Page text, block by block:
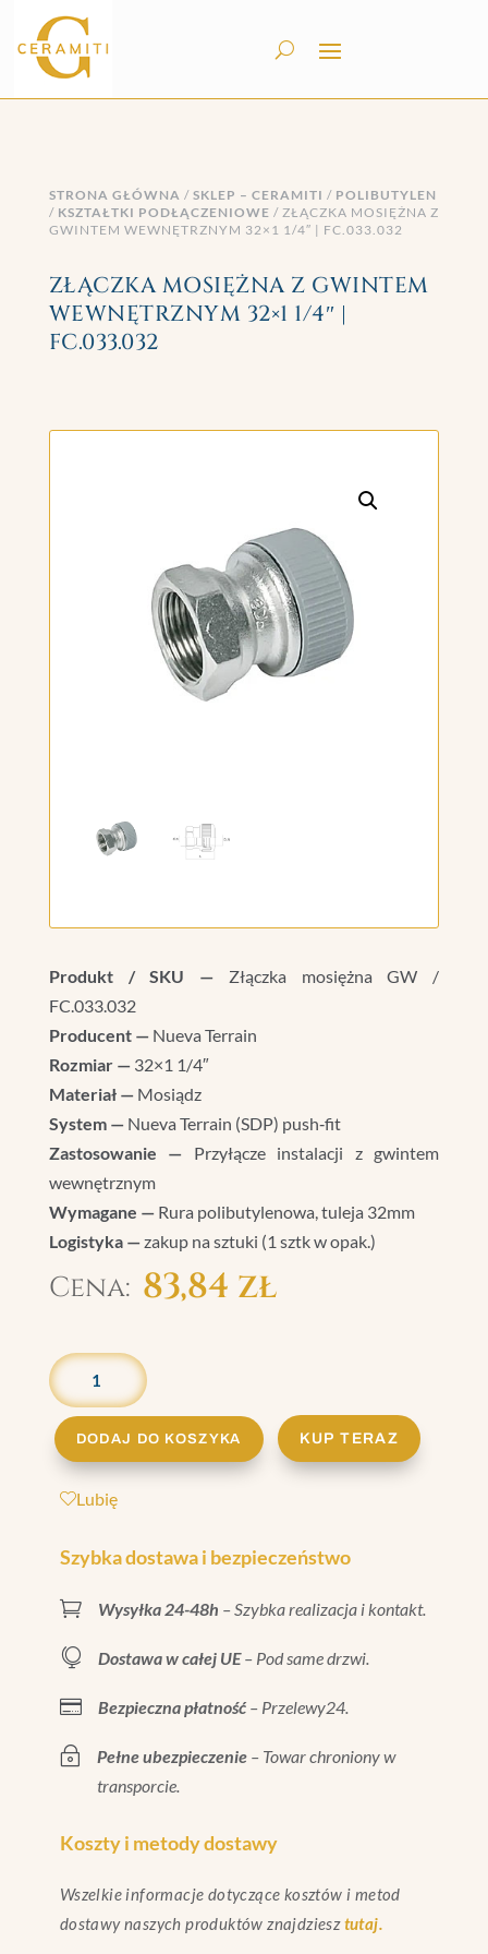
STRONA GŁÓWNA / SKLEP – CERAMITI / POLIBUTYLEN
/ KSZTAŁTKI PODŁĄCZENIOWE / ZŁĄCZKA MOSIĘŻNA Z
GWINTEM WEWNĘTRZNYM 32×1 1/4″ | FC.033.032
ZŁĄCZKA MOSIĘŻNA Z GWINTEM
WEWNĘTRZNYM 32×1 1/4″ |
FC.033.032
Produkt / SKU — Złączka mosiężna GW /
FC.033.032
Producent —Nueva Terrain
Rozmiar —32×1 1/4″
Materiał —Mosiądz
System —Nueva Terrain (SDP) push‑fit
Zastosowanie — Przyłącze instalacji z gwintem
wewnętrznym
Wymagane —Rura polibutylenowa, tuleja 32mm
Logistyka —zakup na sztuki (1 sztk w opak.)
83,84 zł
ZŁĄCZKA
MOSIĘŻNA
Z
GWINTEM
WEWNĘTRZNYM
1/4"
FC.033.032
DODAJ DO KOSZYKA KUP TERAZ
Lubię
Szybka dostawa i bezpieczeństwo
 Wysyłka 24-48h – Szybka realizacja i kontakt.
 Dostawa w całej UE– Pod same drzwi.
 Bezpieczna płatność– Przelewy24.
~ Pełne ubezpieczenie– Towar chroniony w
transporcie.
Koszty i metody dostawy
Wszelkie informacje dotyczące kosztów i metod
dostawy naszych produktów znajdziesztutaj.